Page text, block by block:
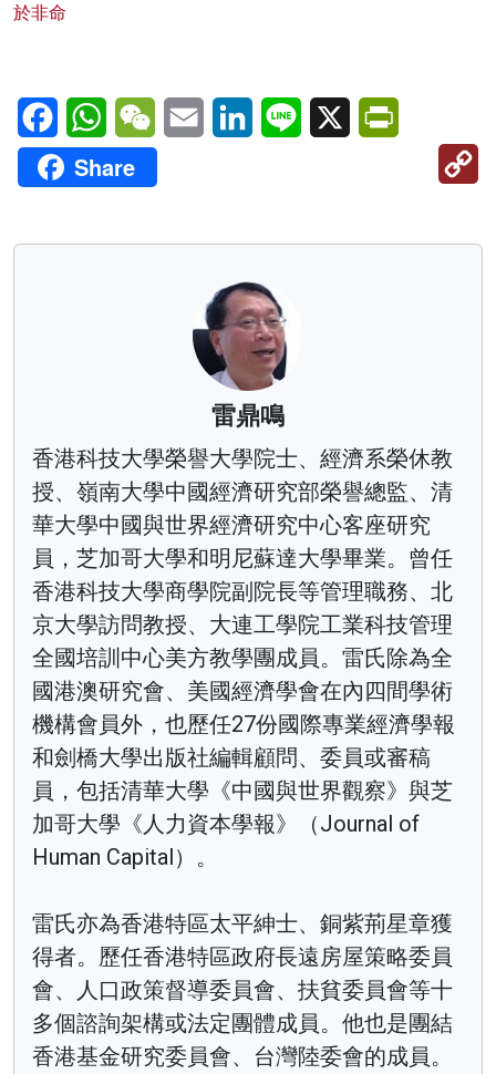
於非命
FacebookWhatsAppWeChatEmail LinkedInLine X
Share
雷鼎鳴
香港科技大學榮譽大學院士、經濟系榮休教
授、嶺南大學中國經濟研究部榮譽總監、清
華大學中國與世界經濟研究中心客座研究
員，芝加哥大學和明尼蘇達大學畢業。曾任
香港科技大學商學院副院長等管理職務、北
京大學訪問教授、大連工學院工業科技管理
全國培訓中心美方教學團成員。雷氏除為全
國港澳研究會、美國經濟學會在內四間學術
機構會員外，也歷任27份國際專業經濟學報
和劍橋大學出版社編輯顧問、委員或審稿
員，包括清華大學《中國與世界觀察》與芝
加哥大學《人力資本學報》（Journal of
Human Capital）。
雷氏亦為香港特區太平紳士、銅紫荊星章獲
得者。歷任香港特區政府長遠房屋策略委員
會、人口政策督導委員會、扶貧委員會等十
多個諮詢架構或法定團體成員。他也是團結
香港基金研究委員會、台灣陸委會的成員。